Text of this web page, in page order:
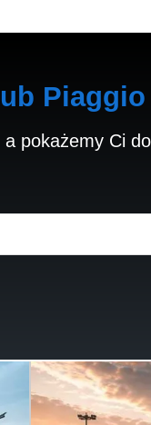
Piaggio
pokażemy Ci